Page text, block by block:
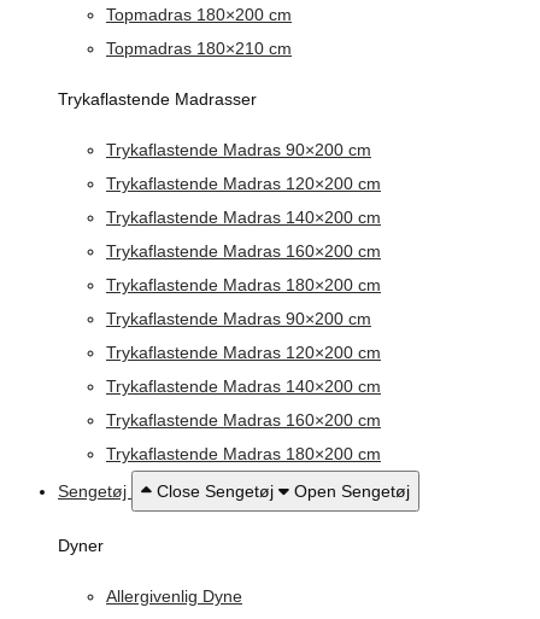
Topmadras 180×200 cm
Topmadras 180×210 cm
Trykaflastende Madrasser
Trykaflastende Madras 90×200 cm
Trykaflastende Madras 120×200 cm
Trykaflastende Madras 140×200 cm
Trykaflastende Madras 160×200 cm
Trykaflastende Madras 180×200 cm
Trykaflastende Madras 90×200 cm
Trykaflastende Madras 120×200 cm
Trykaflastende Madras 140×200 cm
Trykaflastende Madras 160×200 cm
Trykaflastende Madras 180×200 cm
Sengetøj
Close Sengetøj Open Sengetøj
Dyner
Allergivenlig Dyne